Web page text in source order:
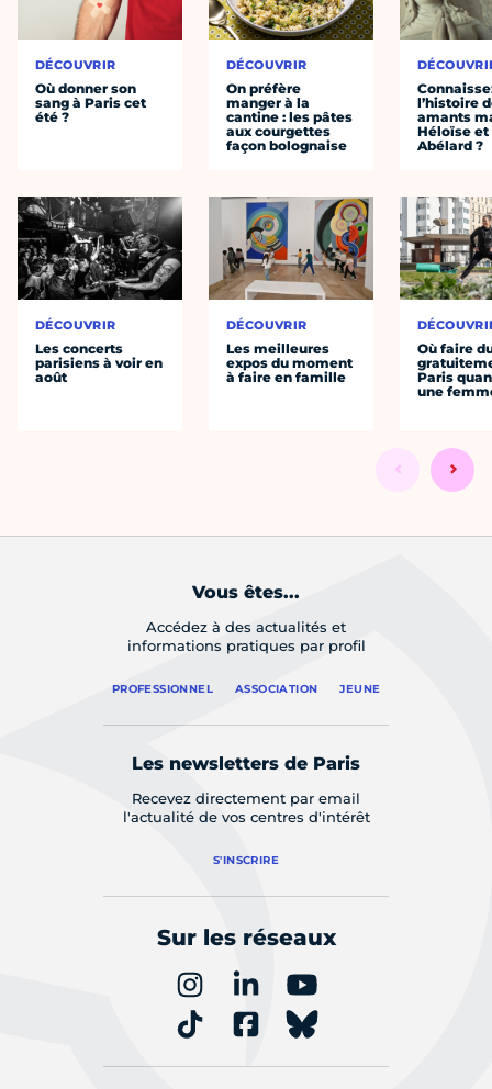
DÉCOUVRIR
Où donner son
sang à Paris cet
été ?
DÉCOUVRIR
Les concerts
parisiens à voir en
août
DÉCOUVRIR
On préfère
manger à la
cantine : les pâtes
aux courgettes
façon bolognaise
DÉCOUVRIR
Les meilleures
expos du moment
à faire en famille
l’histoire
amants
Héloïse et
Abélard ?
Où faire
Paris
une
Vous êtes...
Accédez à des actualités et
informations pratiques par profil
PROFESSIONNEL ASSOCIATION JEUNE
Les newsletters de Paris
Recevez directement par email
l'actualité de vos centres d'intérêt
S'INSCRIRE
Sur les réseaux